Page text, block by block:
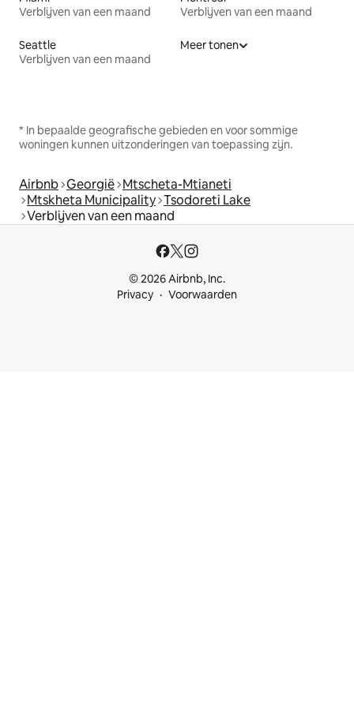
Verblijven van een maand
Verblijven van een maand
Seattle
Verblijven van een maand
Meer tonen
* In bepaalde geografische gebieden en voor sommige
woningen kunnen uitzonderingen van toepassing zijn.
Airbnb Georgië Mtscheta-Mtianeti
Mtskheta Municipality Tsodoreti Lake
Verblijven van een maand
© 2026 Airbnb, Inc.
Privacy
Voorwaarden